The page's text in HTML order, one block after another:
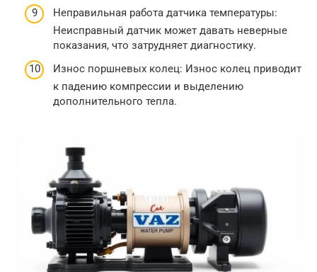
Неправильная работа датчика температуры:
Неисправный датчик может давать неверные
показания, что затрудняет диагностику.
Износ поршневых колец: Износ колец приводит
к падению компрессии и выделению
дополнительного тепла.